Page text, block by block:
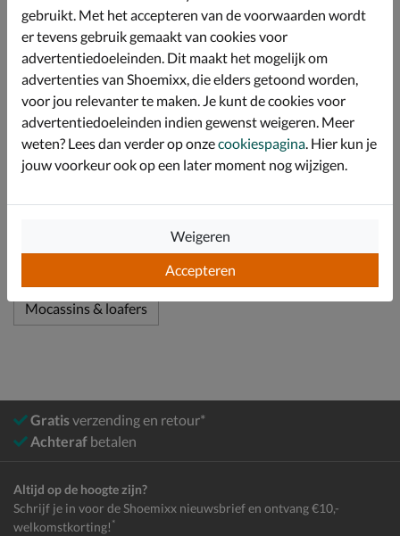
Voorzien van een leren voetbed met lichte
ondersteuning. Het leer draagt bij aan een goede
vocht- en warmteregulatie.
Afgewerkt met een gripvaste rubberen loopzool.
Specificaties
Instapschoenen
Mocassins & loafers
Gratisverzending en retour*
Achteraf betalen
Altijd op de hoogte zijn?
Schrijf je in voor de Shoemixx nieuwsbrief en ontvang €10,-
welkomstkorting! *
gebruikt. Met het accepteren van de voorwaarden wordt
er tevens gebruik gemaakt van cookies voor
advertentiedoeleinden. Dit maakt het mogelijk om
advertenties van Shoemixx, die elders getoond worden,
voor jou relevanter te maken. Je kunt de cookies voor
advertentiedoeleinden indien gewenst weigeren. Meer
weten? Lees dan verder op onzecookiespagina. Hier kun je
jouw voorkeur ook op een later moment nog wijzigen.
Accepteren
Weigeren